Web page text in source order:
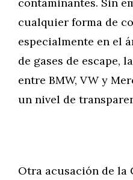
cualquier forma de
especialmente en el
de gases de escape,
entre BMW, VW y
un nivel de
Otra acusación de la